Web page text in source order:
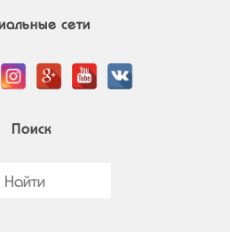
сети
Поиск